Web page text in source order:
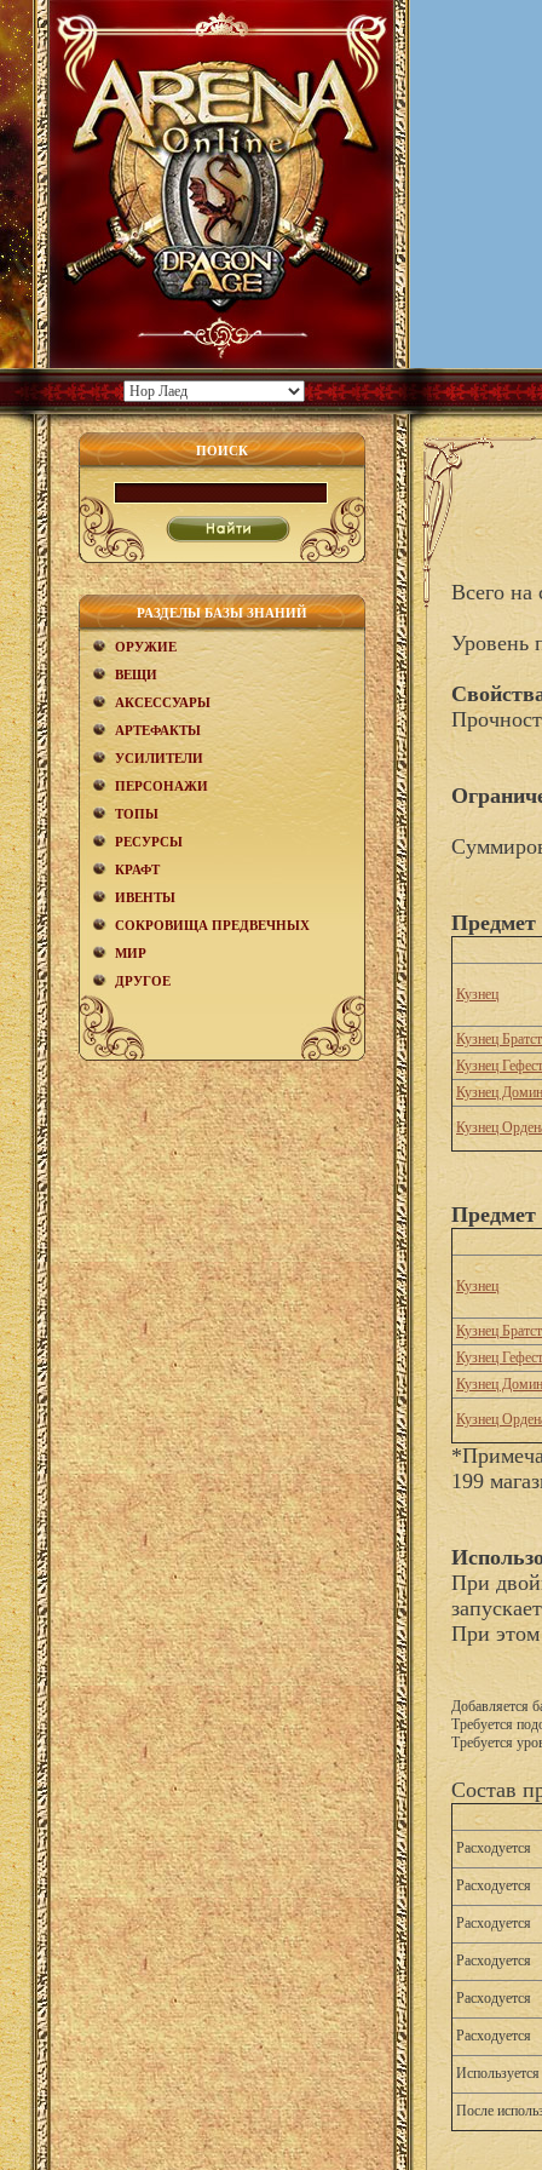
ПОИСК
РАЗДЕЛЫ БАЗЫ ЗНАНИЙ
ОРУЖИЕ
ВЕЩИ
АКCЕСCУАРЫ
АРТЕФАКТЫ
УСИЛИТЕЛИ
ПЕРСОНАЖИ
ТОПЫ
РЕСУРСЫ
КРАФТ
ИВЕНТЫ
СОКРОВИЩА ПРЕДВЕЧНЫХ
МИР
ДРУГОЕ
Всего на
Уровень
Кузнец
Кузнец
Кузнец
Кузнец
Кузнец
Кузнец
Кузнец
Кузнец
Кузнец
Кузнец
199
При
При этом
Добавляется
Требуется
Требуется
Состав
Расходуется
Расходуется
Расходуется
Расходуется
Расходуется
Расходуется
После